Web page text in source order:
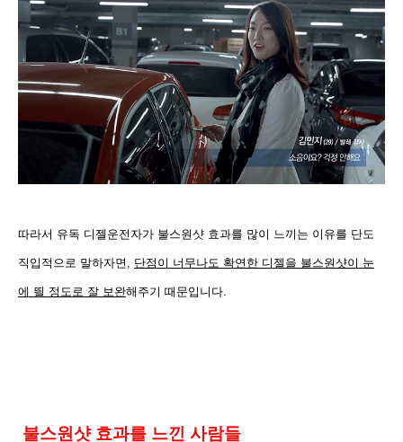
따라서 유독 디젤운전자가 불스원샷 효과를 많이 느끼는 이유를 단도
직입적으로 말하자면, 단점이 너무나도 확연한 디젤을 불스원샷이 눈
에 띌 정도로 잘 보완해주기 때문입니다.
불스원샷 효과를 느낀 사람들